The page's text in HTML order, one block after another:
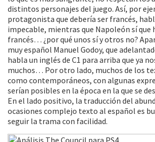
distintos personajes del juego. Así, por
protagonista que debería ser francés,
impecable, mientras que Napoleón sí que
francés… ¿por qué unos sí y otros no?
muy español Manuel Godoy, que
habla un inglés de C1 para arriba que ya
muchos… Por otro lado, muchos de los
como contemporáneos, con algunas
serían posibles en la época en la que se
En el lado positivo, la traducción del
ocasiones complejo texto al español es
seguir la trama con facilidad.